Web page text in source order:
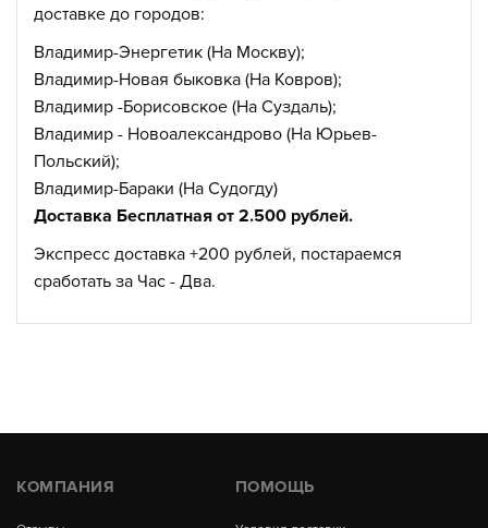
доставке до городов:
Владимир-Энергетик (На Москву);
Владимир-Новая быковка (На Ковров);
Владимир -Борисовское (На Суздаль);
Владимир - Новоалександрово (На Юрьев-
Польский);
Владимир-Бараки (На Судогду)
Доставка Бесплатная от 2.500 рублей.
Экспресс доставка +200 рублей, постараемся
сработать за Час - Два.
КОМПАНИЯ ПОМОЩЬ